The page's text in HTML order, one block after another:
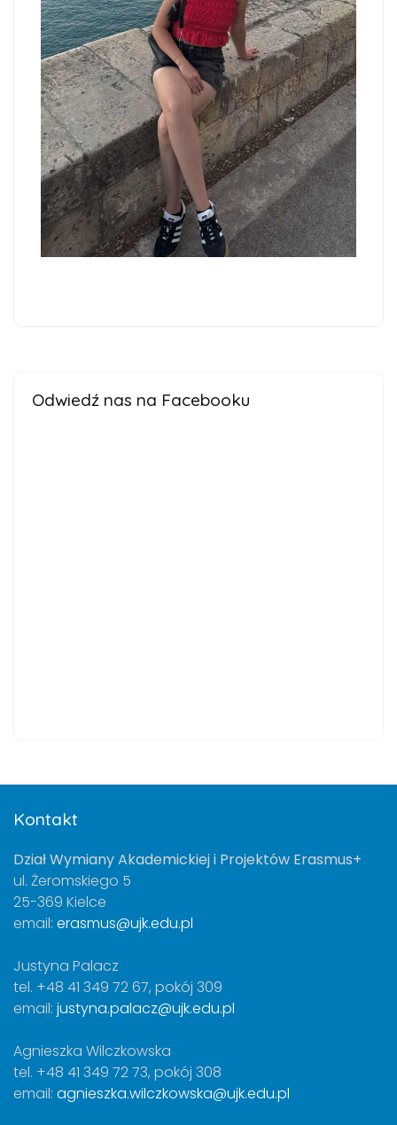
Odwiedź nas na Facebooku
Kontakt
Dział Wymiany Akademickiej i Projektów Erasmus+
ul. Żeromskiego 5
25-369 Kielce
email: erasmus@ujk.edu.pl
Justyna Palacz
tel. +48 41 349 72 67, pokój 309
email: justyna.palacz@ujk.edu.pl
Agnieszka Wilczkowska
tel. +48 41 349 72 73, pokój 308
email: agnieszka.wilczkowska@ujk.edu.pl